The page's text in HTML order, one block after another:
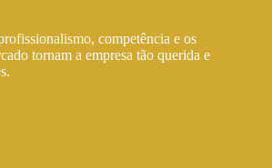
competência e os
tornam a empresa tão querida e